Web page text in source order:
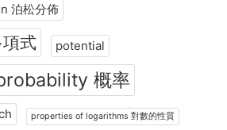
泊松分佈
式 potential
概率
properties of logarithms 對數的性質